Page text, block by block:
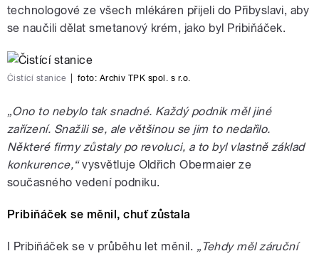
technologové ze všech mlékáren přijeli do Přibyslavi, aby
se naučili dělat smetanový krém, jako byl Pribiňáček.
Čistící stanice foto: Archiv TPK spol. s r.o.
„Ono to nebylo tak snadné. Každý podnik měl jiné
zařízení. Snažili se, ale většinou se jim to nedařilo.
Některé firmy zůstaly po revoluci, a to byl vlastně základ
konkurence,“vysvětluje Oldřich Obermaier ze
současného vedení podniku.
Pribiňáček se měnil, chuť zůstala
I Pribiňáček se v průběhu let měnil. „Tehdy měl záruční